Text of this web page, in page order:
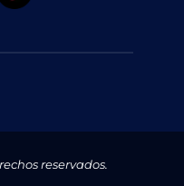
reservados.